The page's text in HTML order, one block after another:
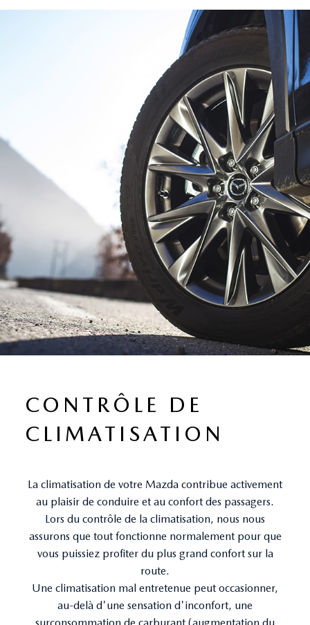
CONTRÔLE DE
CLIMATISATION
La climatisation de votre Mazda contribue activement
au plaisir de conduire et au confort des passagers.
Lors du contrôle de la climatisation, nous nous
assurons que tout fonctionne normalement pour que
vous puissiez profiter du plus grand confort sur la
route.
Une climatisation mal entretenue peut occasionner,
au-delà d'une sensation d'inconfort, une
surconsommation de carburant (augmentation du